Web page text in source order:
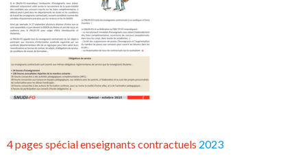
4 pages spécial enseignants contractuels 2023